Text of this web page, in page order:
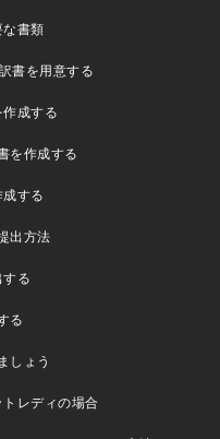
な書類
書を用意する
成する
を作成する
する
出方法
る
る
しょう
レディの場合